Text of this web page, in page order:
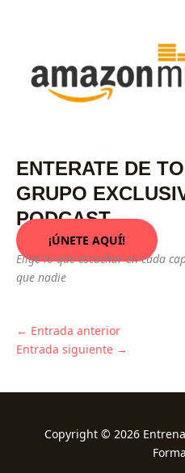
ENTERATE DE
GRUPO
PODCAST
¡ÚNETE AQUÍ!
Elige lo que escuchar en cada
que nadie
← Entrada anterior
Entrada siguiente →
Copyright © 2026